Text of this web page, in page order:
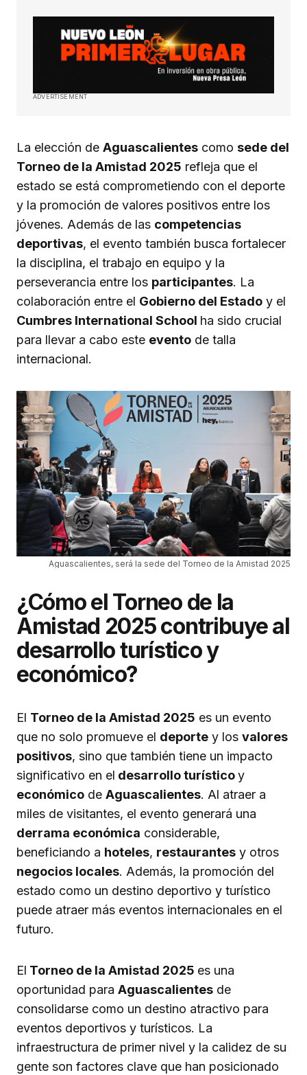
ADVERTISEMENT
La elección de Aguascalientes como sede del
Torneo de la Amistad 2025 refleja que el
estado se está comprometiendo con el deporte
y la promoción de valores positivos entre los
jóvenes. Además de las competencias
deportivas, el evento también busca fortalecer
la disciplina, el trabajo en equipo y la
perseverancia entre los participantes. La
colaboración entre el Gobierno del Estado y el
Cumbres International School ha sido crucial
para llevar a cabo este evento de talla
internacional.
Aguascalientes, será la sede del Torneo de la Amistad 2025
¿Cómo el Torneo de la
Amistad 2025 contribuye al
desarrollo turístico y
económico?
El Torneo de la Amistad 2025 es un evento
que no solo promueve el deporte y los valores
positivos, sino que también tiene un impacto
significativo en el desarrollo turísticoy
económico de Aguascalientes. Al atraer a
miles de visitantes, el evento generará una
derrama económica considerable,
beneficiando a hoteles, restaurantes y otros
negocios locales. Además, la promoción del
estado como un destino deportivo y turístico
puede atraer más eventos internacionales en el
futuro.
El Torneo de la Amistad 2025 es una
oportunidad para Aguascalientes de
consolidarse como un destino atractivo para
eventos deportivos y turísticos. La
infraestructura de primer nivel y la calidez de su
gente son factores clave que han posicionado